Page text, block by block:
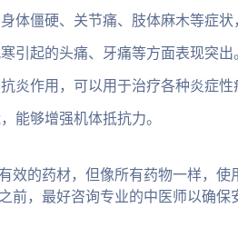
体僵硬、关节痛、肢体麻木等症状
引起的头痛、牙痛等方面表现突出。
炎作用，可以用于治疗各种炎症性
能够增强机体抵抗力。
效的药材，但像所有药物一样，
，最好咨询专业的中医师以确保